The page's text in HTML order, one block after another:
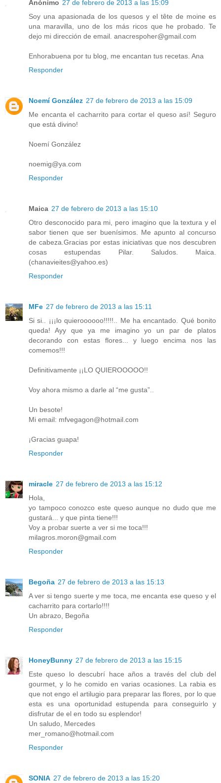
Anónimo 27 de febrero de 2013 a las 15:09
Soy una apasionada de los quesos y el tête de moine es
una maravilla, uno de los más ricos que he probado. Te
dejo mi dirección de email. anacrespoher@gmail.com
Enhorabuena por tu blog, me encantan tus recetas. Ana
Responder
Noemí González 27 de febrero de 2013 a las 15:09
Me encanta el cacharrito para cortar el queso así! Seguro
que está divino!
Noemí González
noemig@ya.com
Responder
Maica 27 de febrero de 2013 a las 15:10
Otro desconocido para mi, pero imagino que la textura y el
sabor tienen que ser buenísimos. Me apunto al concurso
de cabeza.Gracias por estas iniciativas que nos descubren
cosas estupendas Pilar. Saludos. Maica.
(chanavieites@yahoo.es)
Responder
MFe 27 de febrero de 2013 a las 15:11
Si si.. ¡¡¡lo quieroooooo!!!!!.. Me ha encantado. Qué bonito
queda! Ayy que ya me imagino yo un par de platos
decorando con estas flores... y luego encima nos las
comemos!!!
Definitivamente ¡¡LO QUIEROOOOO!!
Voy ahora mismo a darle al “me gusta”..
Un besote!
Mi email: mfvegagon@hotmail.com
¡Gracias guapa!
Responder
miracle 27 de febrero de 2013 a las 15:12
Hola,
yo tampoco conozco este queso aunque no dudo que me
gustará... y que pinta tiene!!!
Voy a probar suerte a ver si me toca!!!
milagros.moron@gmail.com
Responder
Begoña 27 de febrero de 2013 a las 15:13
A ver si tengo suerte y me toca, me encanta ese queso y el
cacharrito para cortarlo!!!!
Un abrazo, Begoña
Responder
HoneyBunny 27 de febrero de 2013 a las 15:15
Este queso lo descubrí hace años a través del club del
gourmet, y lo he comido en varias ocasiones. La rabia es
que not engo el artilugio para preparar las flores, por lo que
esta es una oportunidad estupenda para conseguirlo y
disfrutar de el en todo su esplendor!
Un saludo, Mercedes
mer_romano@hotmail.com
Responder
SONIA 27 de febrero de 2013 a las 15:20